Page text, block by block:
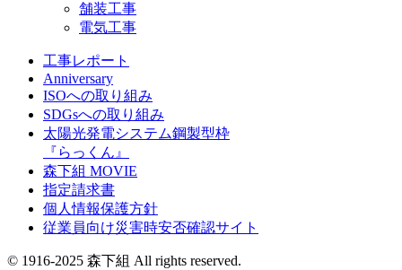
舗装工事
電気工事
工事レポート
Anniversary
ISOへの取り組み
SDGsへの取り組み
太陽光発電システム鋼製型枠
『らっくん』
森下組 MOVIE
指定請求書
個人情報保護方針
従業員向け災害時安否確認サイト
© 1916-2025 森下組 All rights reserved.